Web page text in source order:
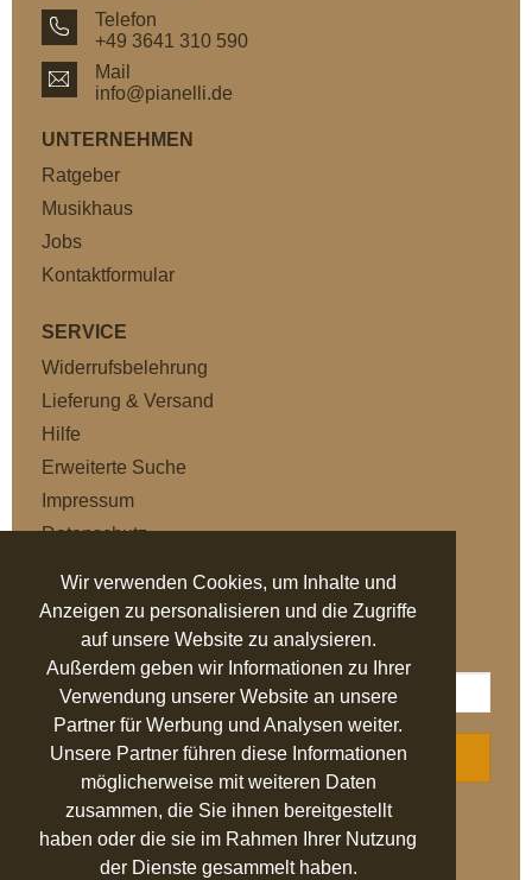
Wir verwenden Cookies, um Inhalte und
Anzeigen zu personalisieren und die Zugriffe
auf unsere Website zu analysieren.
Außerdem geben wir Informationen zu Ihrer
Verwendung unserer Website an unsere
Partner für Werbung und Analysen weiter.
Unsere Partner führen diese Informationen
möglicherweise mit weiteren Daten
zusammen, die Sie ihnen bereitgestellt
haben oder die sie im Rahmen Ihrer Nutzung
der Dienste gesammelt haben.
Telefon
+49 3641 310 590
Mail
info@pianelli.de
UNTERNEHMEN
Ratgeber
Musikhaus
Jobs
Kontaktformular
SERVICE
Widerrufsbelehrung
Lieferung & Versand
Hilfe
Erweiterte Suche
Impressum
Datenschutz
NEWSLETTER
ABONNIEREN
SEHR GUT